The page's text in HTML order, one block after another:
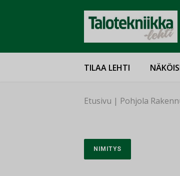
TILAA LEHTI
Etusivu | Pohjola
NIMITYS